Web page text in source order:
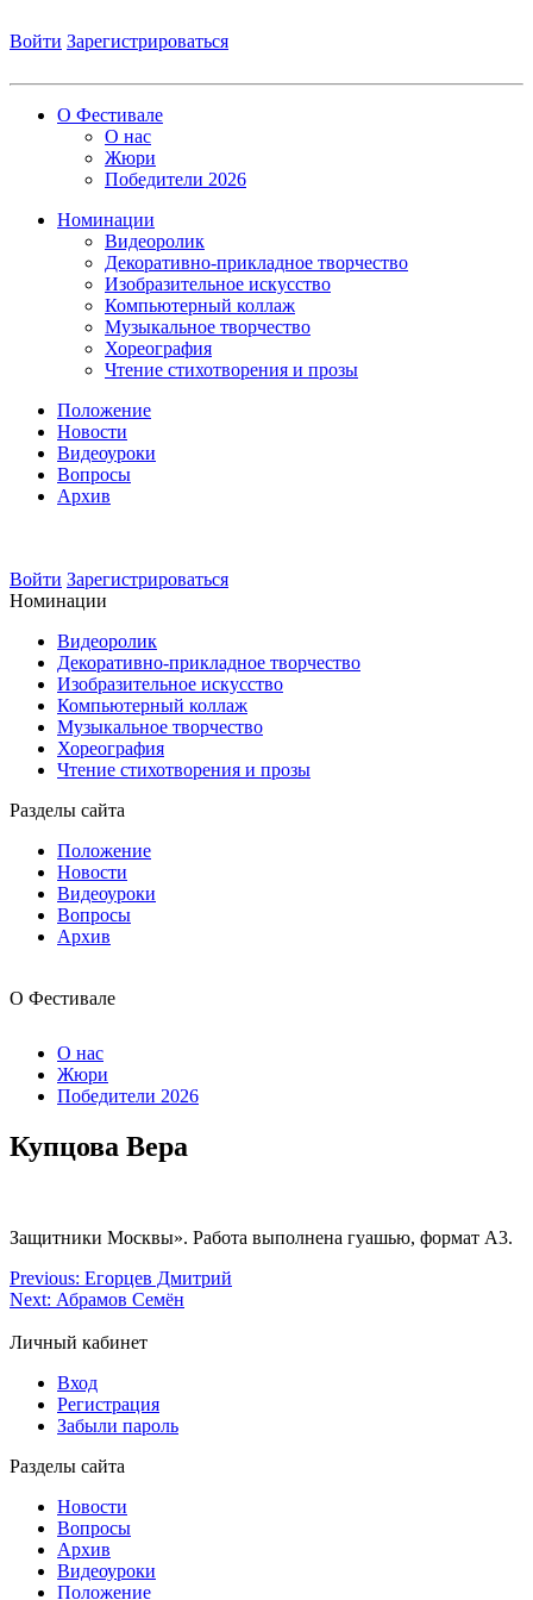
Войти Зарегистрироваться
О Фестивале
О нас
Жюри
Победители 2026
Номинации
Видеоролик
Декоративно-прикладное творчество
Изобразительное искусство
Компьютерный коллаж
Музыкальное творчество
Хореография
Чтение стихотворения и прозы
Положение
Новости
Видеоуроки
Вопросы
Архив
Войти Зарегистрироваться
Номинации
Видеоролик
Декоративно-прикладное творчество
Изобразительное искусство
Компьютерный коллаж
Музыкальное творчество
Хореография
Чтение стихотворения и прозы
Разделы сайта
Положение
Новости
Видеоуроки
Вопросы
Архив
О Фестивале
О нас
Жюри
Победители 2026
Купцова Вера
Защитники Москвы». Работа выполнена гуашью, формат А3.
Previous: Егорцев Дмитрий
Next: Абрамов Семён
Личный кабинет
Вход
Регистрация
Забыли пароль
Разделы сайта
Новости
Вопросы
Архив
Видеоуроки
Положение